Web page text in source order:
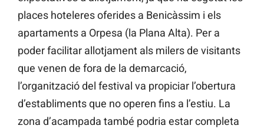
places hoteleres oferides a Benicàssim i els
apartaments a Orpesa (la Plana Alta). Per a
poder facilitar allotjament als milers de visitants
que venen de fora de la demarcació,
l’organització del festival va propiciar l’obertura
d’establiments que no operen fins a l’estiu. La
zona d’acampada també podria estar completa